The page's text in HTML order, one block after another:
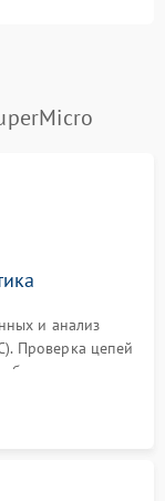
и анализ
Проверка цепей
без вскрытия
сбоя.